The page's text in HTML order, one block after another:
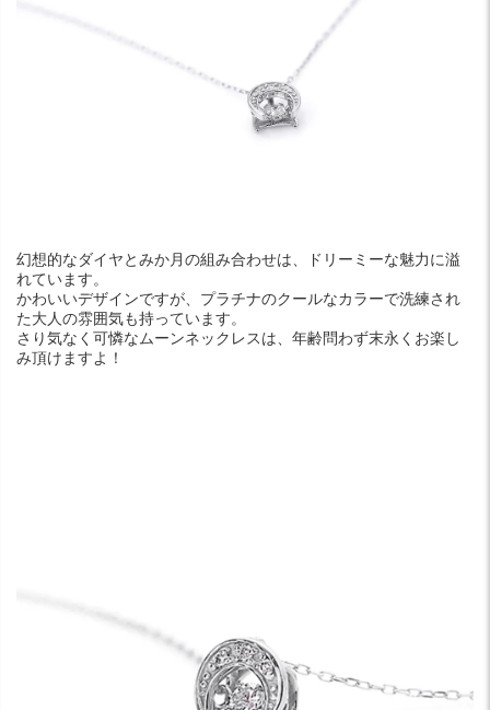
幻想的なダイヤとみか月の組み合わせは、ドリーミーな魅力に溢
れています。
かわいいデザインですが、プラチナのクールなカラーで洗練され
た大人の雰囲気も持っています。
さり気なく可憐なムーンネックレスは、年齢問わず末永くお楽し
み頂けますよ！